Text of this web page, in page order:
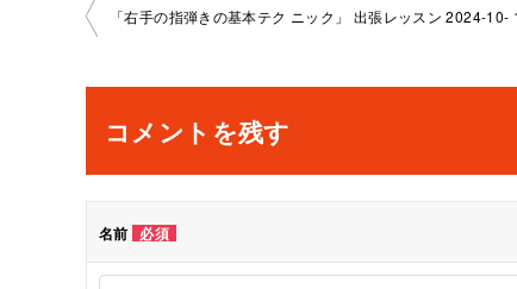
投
ナ
ビ
ゲ
ー
コメントを残す
名前 必須